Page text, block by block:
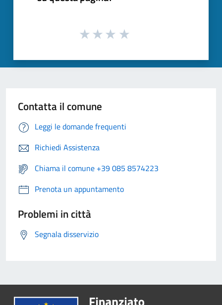
Contatta il comune
Leggi le domande frequenti
Richiedi Assistenza
Chiama il comune +39 085 8574223
Prenota un appuntamento
Problemi in città
Segnala disservizio